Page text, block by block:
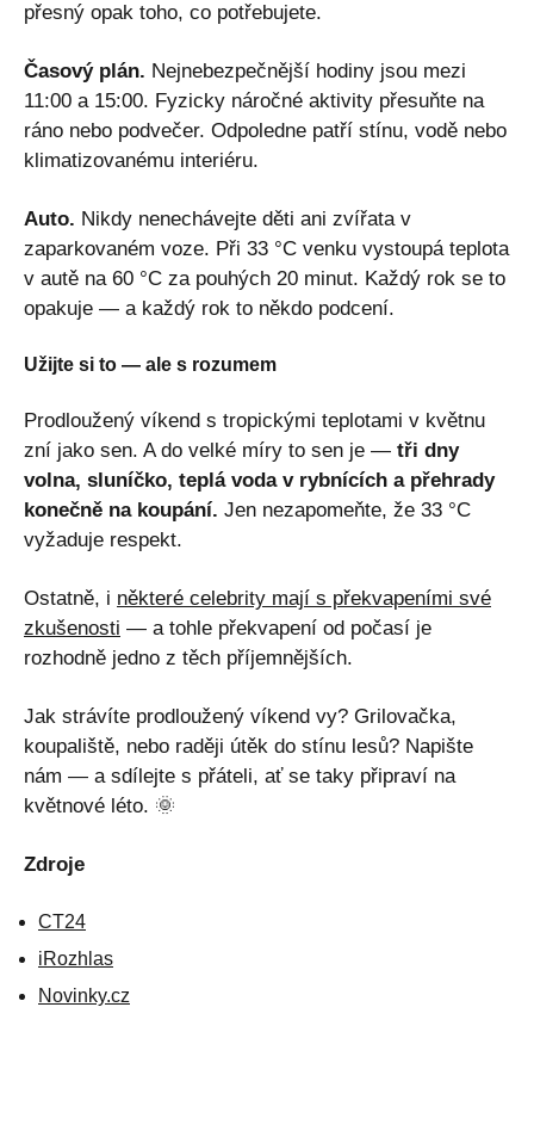
přesný opak toho, co potřebujete.
Časový plán. Nejnebezpečnější hodiny jsou mezi
11:00 a 15:00. Fyzicky náročné aktivity přesuňte na
ráno nebo podvečer. Odpoledne patří stínu, vodě nebo
klimatizovanému interiéru.
Auto. Nikdy nenechávejte děti ani zvířata v
zaparkovaném voze. Při 33 °C venku vystoupá teplota
v autě na 60 °C za pouhých 20 minut. Každý rok se to
opakuje — a každý rok to někdo podcení.
Užijte si to — ale s rozumem
Prodloužený víkend s tropickými teplotami v květnu
zní jako sen. A do velké míry to sen je — tři dny
volna, sluníčko, teplá voda v rybnících a přehrady
konečně na koupání. Jen nezapomeňte, že 33 °C
vyžaduje respekt.
Ostatně, i některé celebrity mají s překvapeními své
zkušenosti — a tohle překvapení od počasí je
rozhodně jedno z těch příjemnějších.
Jak strávíte prodloužený víkend vy? Grilovačka,
koupaliště, nebo raději útěk do stínu lesů? Napište
nám — a sdílejte s přáteli, ať se taky připraví na
květnové léto. 🌞
Zdroje
CT24
iRozhlas
Novinky.cz